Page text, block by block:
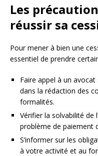
Les
réussir sa
Pour mener à bien une
essentiel de prendre
Faire appel à un
dans la rédaction des
formalités.
Vérifier la solvabilité de
problème de paiement
S’informer sur les
à votre activité et au